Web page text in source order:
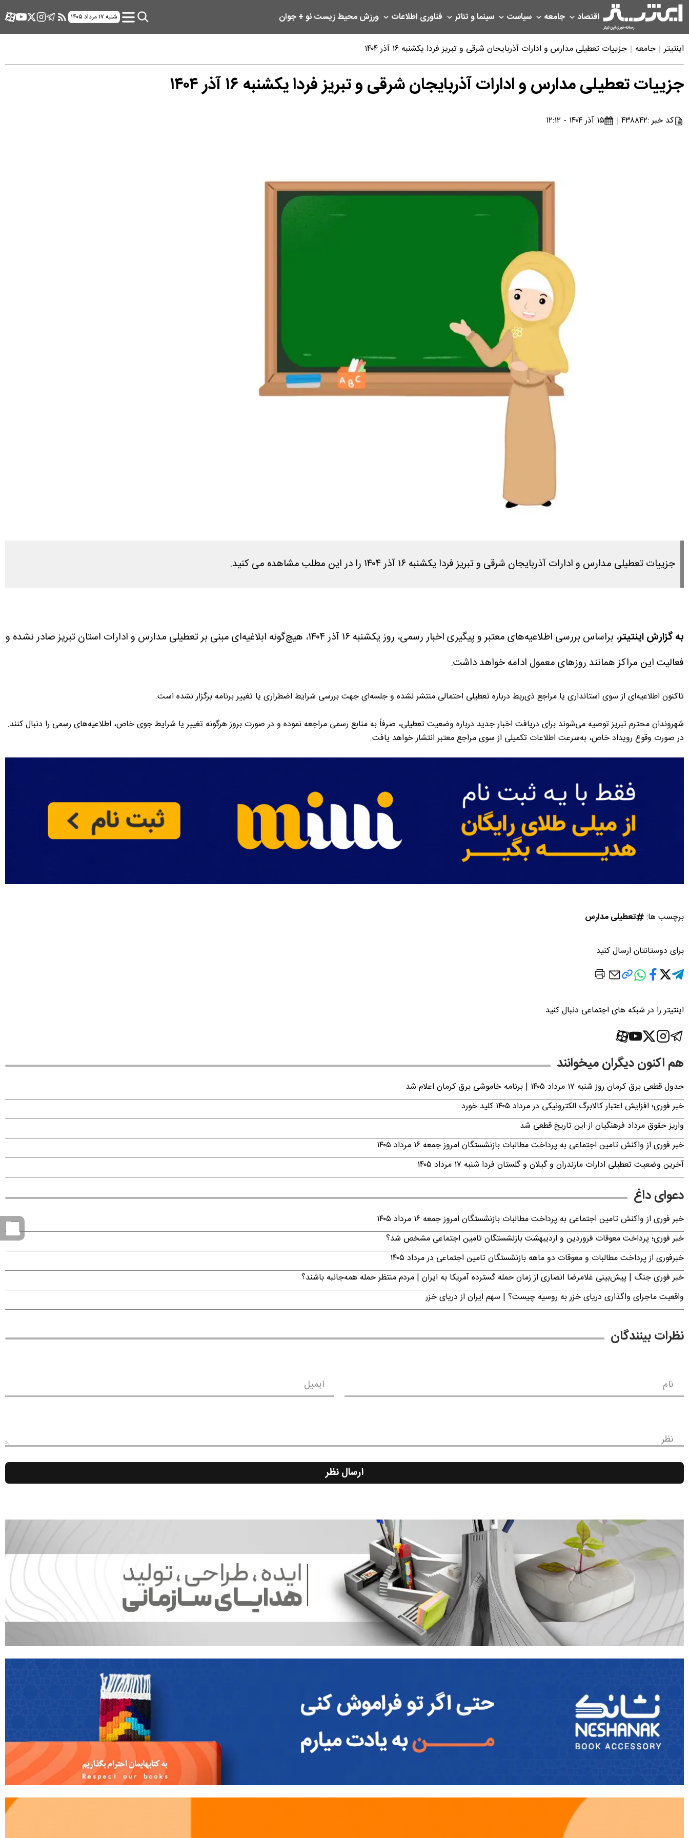
اقتصاد جامعه سیاست سینما و تئاتر فناوری اطلاعات ورزشمحیط زیستنو + جوان شنبه ۱۷ مرداد ۱۴۰۵
اینتیتر جامعه جزییات تعطیلی مدارس و ادارات آذربایجان شرقی و تبریز فردا یکشنبه ۱۶ آذر ۱۴۰۴
جزییات تعطیلی مدارس و ادارات آذربایجان شرقی و تبریز فردا یکشنبه ۱۶ آذر ۱۴۰۴
کد خبر :۴۳۸۸۴۲ ۱۵ آذر ۱۴۰۴ - ۱۲:۱۲
جزییات تعطیلی مدارس و ادارات آذربایجان شرقی و تبریز فردا یکشنبه ۱۶ آذر ۱۴۰۴ را در این مطلب مشاهده می کنید.
به گزارش اینتیتر
، براساس بررسی اطلاعیه‌های معتبر و پیگیری اخبار رسمی، روز یکشنبه ۱۶ آذر ۱۴۰۴، هیچ‌گونه ابلاغیه‌ای مبنی بر تعطیلی مدارس و ادارات استان تبریز صادر نشده و
فعالیت این مراکز همانند روزهای معمول ادامه خواهد داشت.
تاکنون اطلاعیه‌ای از سوی استانداری یا مراجع ذی‌ربط درباره تعطیلی احتمالی منتشر نشده و جلسه‌ای جهت بررسی شرایط اضطراری یا تغییر برنامه برگزار نشده است.
شهروندان محترم تبریز توصیه می‌شوند برای دریافت اخبار جدید درباره وضعیت تعطیلی، صرفاً به منابع رسمی مراجعه نموده و در صورت بروز هرگونه تغییر یا شرایط جوی خاص، اطلاعیه‌های رسمی را دنبال کنند.
در صورت وقوع رویداد خاص، به‌سرعت اطلاعات تکمیلی از سوی مراجع معتبر انتشار خواهد یافت.
برچسب ها: تعطیلی مدارس
برای دوستانتان ارسال کنید
اینتیتر را در شبکه های اجتماعی دنبال کنید
هم اکنون دیگران میخوانند
جدول قطعی برق کرمان روز شنبه ۱۷ مرداد ۱۴۰۵ | برنامه خاموشی برق کرمان اعلام شد
خبر فوری؛ افزایش اعتبار کالابرگ الکترونیکی در مرداد ۱۴۰۵ کلید خورد
واریز حقوق مرداد فرهنگیان از این تاریخ قطعی شد
خبر فوری از واکنش تامین اجتماعی به پرداخت مطالبات بازنشستگان امروز جمعه ۱۶ مرداد ۱۴۰۵
آخرین وضعیت تعطیلی ادارات مازندران و گیلان و گلستان فردا شنبه ۱۷ مرداد ۱۴۰۵
دعوای داغ
خبر فوری از واکنش تامین اجتماعی به پرداخت مطالبات بازنشستگان امروز جمعه ۱۶ مرداد ۱۴۰۵
خبر فوری؛ پرداخت معوقات فروردین و اردیبهشت بازنشستگان تامین اجتماعی مشخص شد؟
خبرفوری از پرداخت مطالبات و معوقات دو ماهه بازنشستگان تامین اجتماعی در مرداد ۱۴۰۵
خبر فوری جنگ | پیش‌بینی غلامرضا انصاری از زمان حمله گسترده آمریکا به ایران | مردم منتظر حمله همه‌جانبه باشند؟
واقعیت ماجرای واگذاری دریای خزر به روسیه چیست؟ | سهم ایران از دریای خزر
نظرات بینندگان
نام ایمیل
نظر
ارسال نظر